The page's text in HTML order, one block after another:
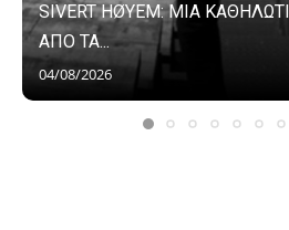
SIVERT HØYEM: ΜΙΑ
ΑΠΟ ΤΑ...
04/08/2026